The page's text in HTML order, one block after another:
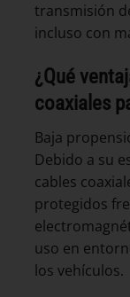
transmisión
incluso con
¿Qué
coaxiales
Baja
Debido a su
cables
protegidos
uso en
los vehículos.